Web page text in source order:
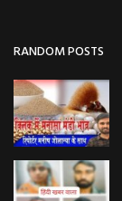
RANDOM POSTS